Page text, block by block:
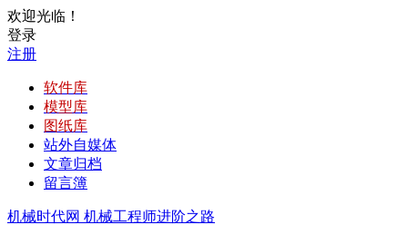
欢迎光临！
登录
注册
软件库
模型库
图纸库
站外自媒体
文章归档
留言簿
机械时代网 机械工程师进阶之路